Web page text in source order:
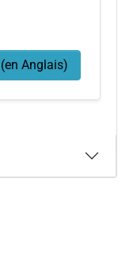
Anglais)